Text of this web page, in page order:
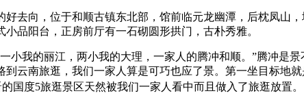
向，位于和顺古镇东北部，馆前临元龙幽潭，后枕凤山
品阳台，正房前厅有一石砌圆形拱门，古朴秀雅。
我的丽江，两小我的大理，一家人的腾冲和顺。”腾冲是
到云南旅逛，我们一家人算是可巧也应了景。第一坐目标地
国度5旅逛景区天然被我们一家人看中而且做入了旅逛放置。